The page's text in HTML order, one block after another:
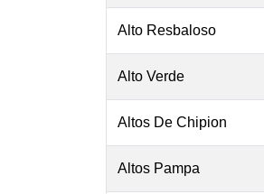
Alto Resbaloso
Alto Verde
Altos De Chipion
Altos Pampa